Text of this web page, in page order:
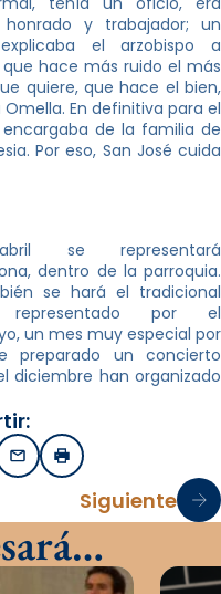
y trabajador; un
el arzobispo a
que hace más ruido el más
quiere, que hace el bien,
En definitiva para el
de la familia de
Por eso, San José cuida
se representará
dentro de la parroquia.
se hará el tradicional
por el
un mes muy especial por
preparado un concierto
diciembre han organizado
EmailImprimir
Siguiente